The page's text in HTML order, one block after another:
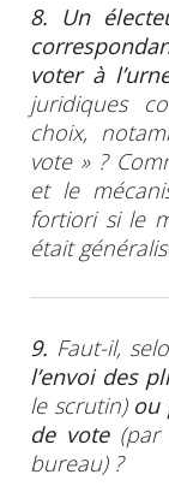
8. Un
voter à
juridiques
choix,
vote » ?
et le
fortiori si le
était
9. Faut-il,
l’envoi des
le scrutin) ou
de vote (par
bureau) ?